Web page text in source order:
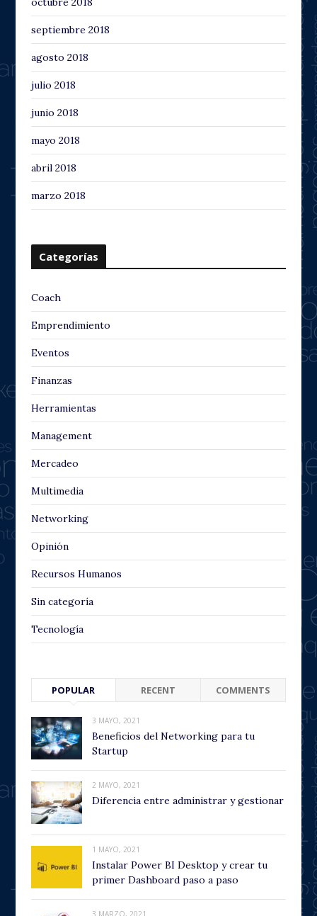
septiembre 2018
agosto 2018
julio 2018
junio 2018
mayo 2018
abril 2018
marzo 2018
Categorías
Coach
Emprendimiento
Eventos
Finanzas
Herramientas
Management
Mercadeo
Multimedia
Networking
Opinión
Recursos Humanos
Sin categoría
Tecnología
POPULAR RECENT COMMENTS
3 MAYO, 2021
Beneficios del Networking para tu
Startup
2 MAYO, 2021
Diferencia entre administrar y gestionar
1 MAYO, 2021
Instalar Power BI Desktop y crear tu
primer Dashboard paso a paso
3 MARZO, 2021